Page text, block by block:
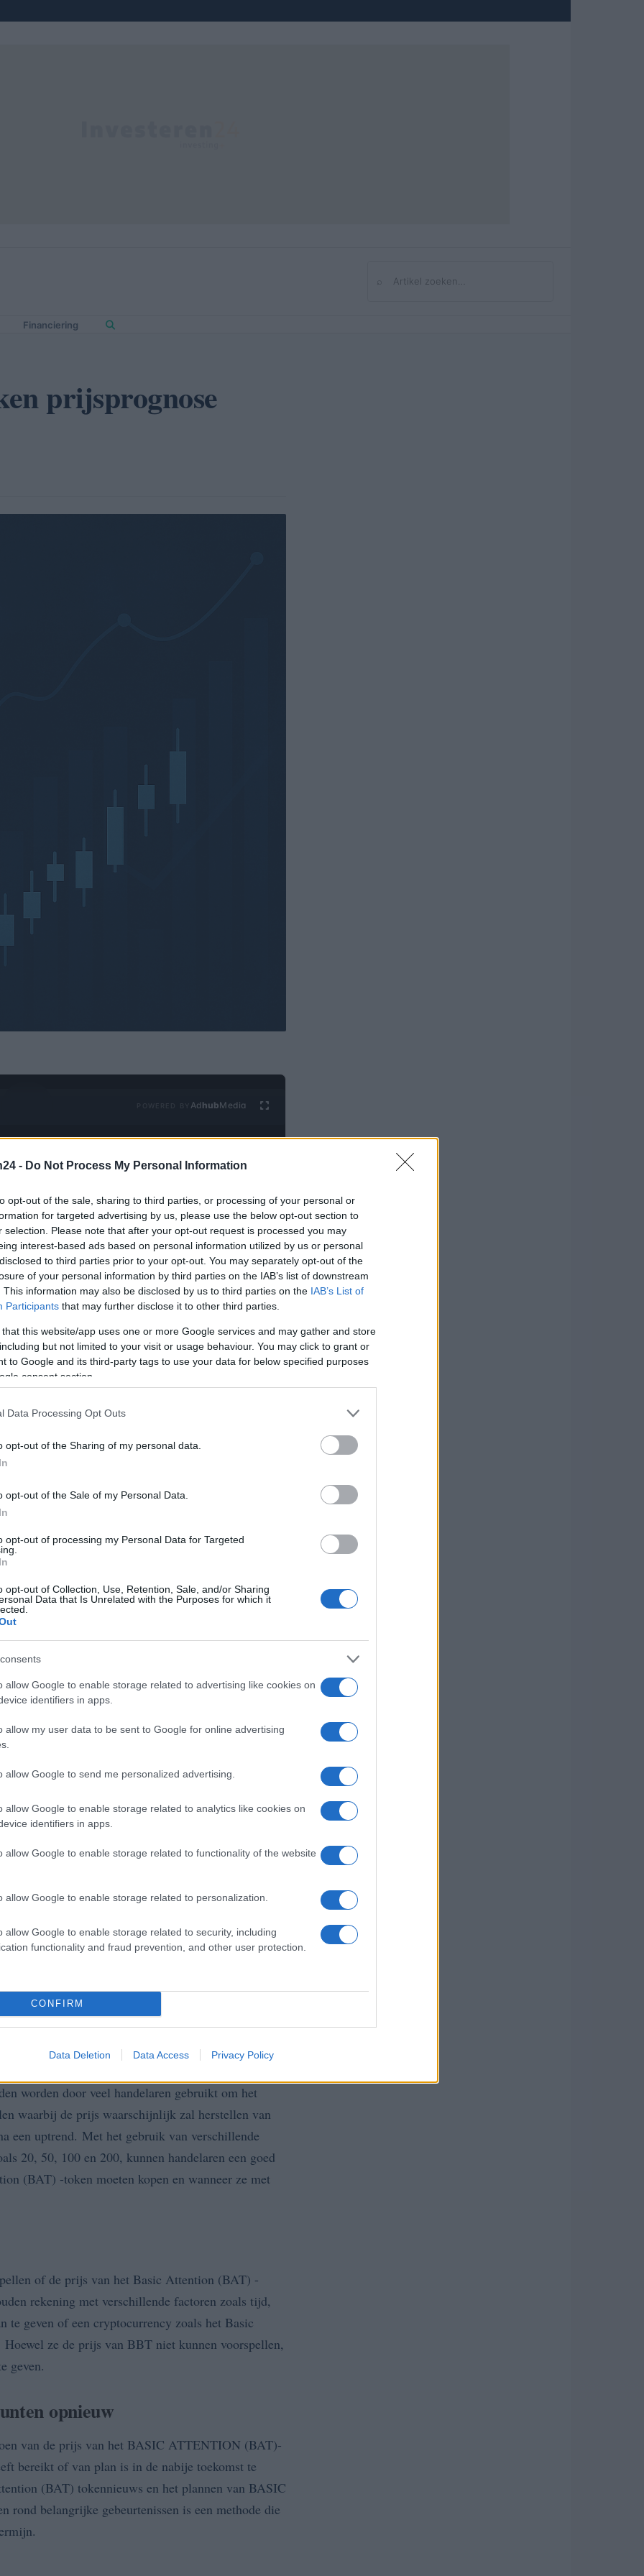
- Do Not Process My Personal Information
opt-out of the sale, sharing to third parties, or processing of your personal or
for targeted advertising by us, please use the below opt-out section to
selection. Please note that after your opt-out request is processed you may
interest-based ads based on personal information utilized by us or personal
to third parties prior to your opt-out. You may separately opt-out of the
of your personal information by third parties on the IAB’s list of downstream
This information may also be disclosed by us to third parties on the IAB’s List of
Participants that may further disclose it to other third parties.
that this website/app uses one or more Google services and may gather and store
but not limited to your visit or usage behaviour. You may click to grant or
to Google and its third-party tags to use your data for below specified purposes
consent section.
Data Processing Opt Outs
opt-out of the Sharing of my personal data.
opt-out of the Sale of my Personal Data.
opt-out of processing my Personal Data for Targeted
opt-out of Collection, Use, Retention, Sale, and/or Sharing
Data that Is Unrelated with the Purposes for which it
allow Google to enable storage related to advertising like cookies on
identifiers in apps.
allow my user data to be sent to Google for online advertising
allow Google to send me personalized advertising.
allow Google to enable storage related to analytics like cookies on
identifiers in apps.
allow Google to enable storage related to functionality of the website
allow Google to enable storage related to personalization.
allow Google to enable storage related to security, including
functionality and fraud prevention, and other user protection.
CONFIRM
Data Deletion Data Access Privacy Policy
Zoeken
Financiering
prijsprognose
Ad hubMedia
elke andere cryptocurrency, daarom is het handig om de
te handelen. Vandaag zullen we zien hoe u
kunt gebruiken om uw eigen voorspelling van de prijs van
prijs van een cryptocurrency zoals Basic
kijken naar de geschiedenis van eerdere prijzen
technische analysetechnieken zoals het
het berekenen van voortschrijdende
de sterkte of zwakte van de markt aan te geven,
van de tools die gratis online beschikbaar zijn.
is vaak alles wat nodig is om te beginnen met
op de korte en middellange termijn. Horizontale
door het aantal keren te tellen dat een prijs
om te stijgen. Horizontale steunniveaus kunnen
tellen dat een prijs probeert en stuitert van een
kan ook nuttig zijn voor het bepalen van
waar u moet verkopen om de meeste winst te
gebruiken
kan ook voortschrijdende gemiddelden of
worden door veel handelaren gebruikt om het
waarbij de prijs waarschijnlijk zal herstellen van
een uptrend. Met het gebruik van verschillende
20, 50, 100 en 200, kunnen handelaren een goed
(BAT) -token moeten kopen en wanneer ze met
of de prijs van het Basic Attention (BAT) -
rekening met verschillende factoren zoals tijd,
te geven of een cryptocurrency zoals het Basic
ze de prijs van BBT niet kunnen voorspellen,
geven.
opnieuw
van de prijs van het BASIC ATTENTION (BAT)-
bereikt of van plan is in de nabije toekomst te
(BAT) tokennieuws en het plannen van BASIC
belangrijke gebeurtenissen is een methode die